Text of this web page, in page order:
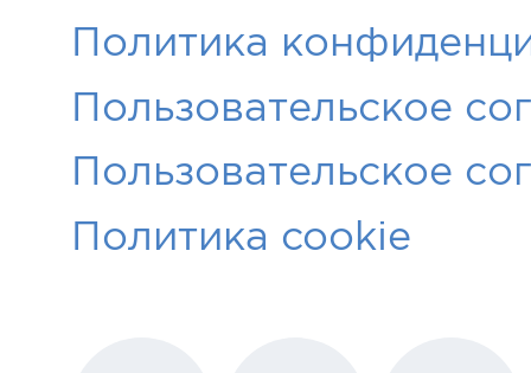
Политика
Пользовательское
Пользовательское
Политика cookie